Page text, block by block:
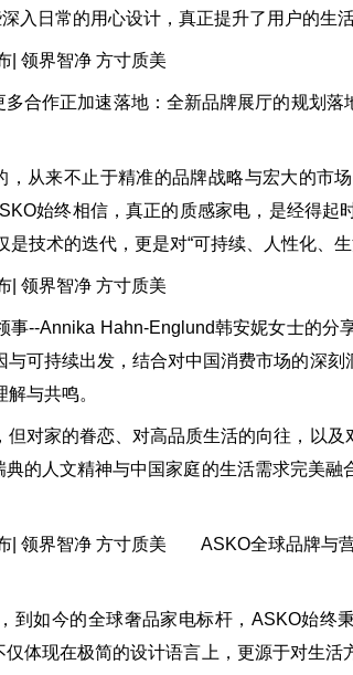
入日常的用心设计，真正提升了用户的生活
作正加速落地：全新品牌展厅的规划落
来不止于精准的品牌战略与宏大的市
始终相信，真正的质感家电，是经得
技术的迭代，更是对“可持续、人性化、生
--Annika Hahn-Englund韩安妮女士的分
与可持续出发，结合对中国消费市场的深
与共鸣。
家的眷恋、对高品质生活的向往，以及
的人文精神与中国家庭的生活需求完美
ASKO全球品牌与营
如今的全球奢品家电标杆，ASKO始终秉
体现在极简的设计语言上，更源于对生